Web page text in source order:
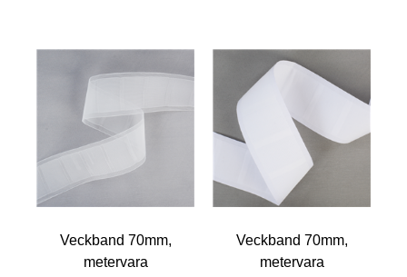
Veckband 70mm,
metervara
Veckband 70mm,
metervara